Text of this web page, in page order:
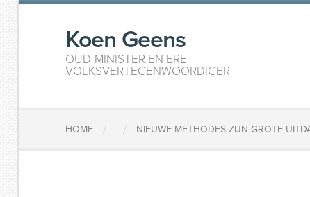
Koen Geens
OUD-MINISTER EN ERE-
VOLKSVERTEGENWOORDIGER
HOME / / NIEUWE METHODES ZIJN GROTE